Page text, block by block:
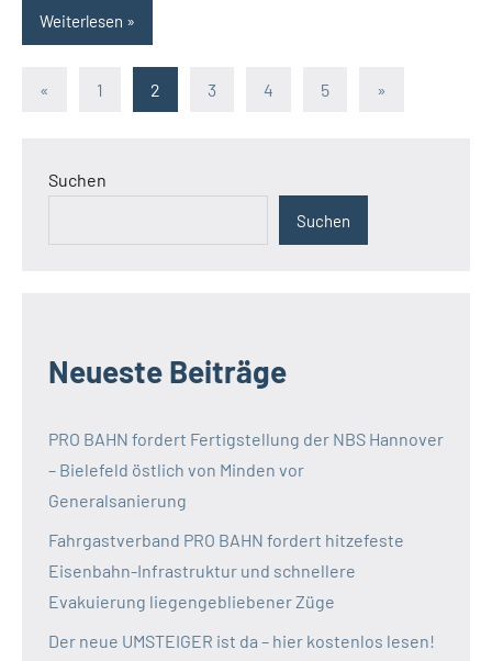
Weiterlesen
Seitennummerierung
Beiträge
« Vorherige
1 2 3 4 5
Nächste
»
Suchen
Suchen
Neueste Beiträge
PRO BAHN fordert Fertigstellung der NBS Hannover
– Bielefeld östlich von Minden vor
Generalsanierung
Fahrgastverband PRO BAHN fordert hitzefeste
Eisenbahn-Infrastruktur und schnellere
Evakuierung liegengebliebener Züge
Der neue UMSTEIGER ist da – hier kostenlos lesen!